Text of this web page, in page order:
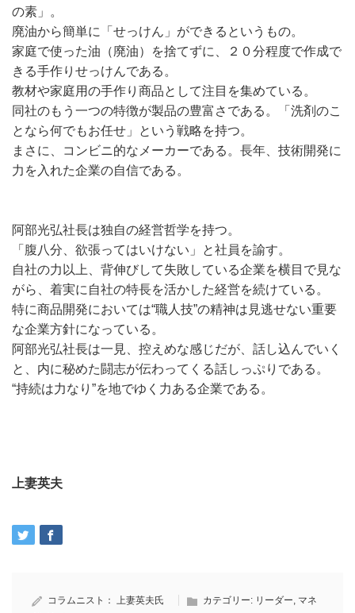
の素」。
廃油から簡単に「せっけん」ができるというもの。
家庭で使った油（廃油）を捨てずに、２０分程度で作成で
きる手作りせっけんである。
教材や家庭用の手作り商品として注目を集めている。
同社のもう一つの特徴が製品の豊富さである。「洗剤のこ
となら何でもお任せ」という戦略を持つ。
まさに、コンビニ的なメーカーである。長年、技術開発に
力を入れた企業の自信である。
阿部光弘社長は独自の経営哲学を持つ。
「腹八分、欲張ってはいけない」と社員を諭す。
自社の力以上、背伸びして失敗している企業を横目で見な
がら、着実に自社の特長を活かした経営を続けている。
特に商品開発においては“職人技”の精神は見逃せない重要
な企業方針になっている。
阿部光弘社長は一見、控えめな感じだが、話し込んでいく
と、内に秘めた闘志が伝わってくる話しっぷりである。
“持続は力なり”を地でゆく力ある企業である。
上妻英夫
コラムニスト： 上妻英夫氏 カテゴリー: リーダー マネ